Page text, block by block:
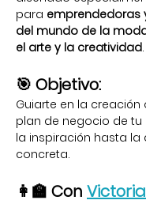
para emprendedoras
del mundo de la
el arte y la creatividad.
🎯 Objetivo:
Guiarte en la creación
plan de negocio de
la inspiración hasta la
concreta.
👩‍🏫 Con